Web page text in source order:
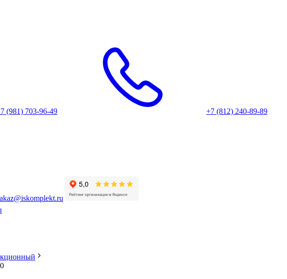
(981) 703-96-49
+7 (812) 240-89-89